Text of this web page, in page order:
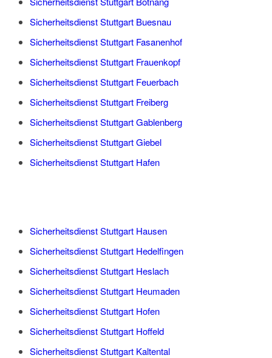
Sicherheitsdienst Stuttgart Buesnau
Sicherheitsdienst Stuttgart Fasanenhof
Sicherheitsdienst Stuttgart Frauenkopf
Sicherheitsdienst Stuttgart Feuerbach
Sicherheitsdienst Stuttgart Freiberg
Sicherheitsdienst Stuttgart Gablenberg
Sicherheitsdienst Stuttgart Giebel
Sicherheitsdienst Stuttgart Hafen
Sicherheitsdienst Stuttgart Hausen
Sicherheitsdienst Stuttgart Hedelfingen
Sicherheitsdienst Stuttgart Heslach
Sicherheitsdienst Stuttgart Heumaden
Sicherheitsdienst Stuttgart Hofen
Sicherheitsdienst Stuttgart Hoffeld
Sicherheitsdienst Stuttgart Kaltental